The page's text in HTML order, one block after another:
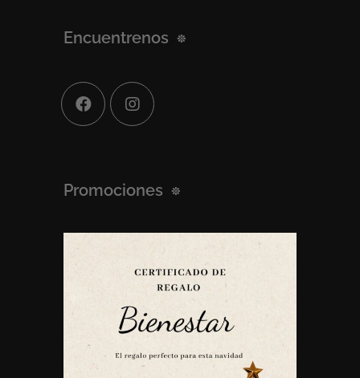
Encuentrenos
Promociones